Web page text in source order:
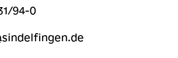
94-0